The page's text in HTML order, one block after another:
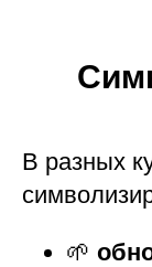
В разных
🌱